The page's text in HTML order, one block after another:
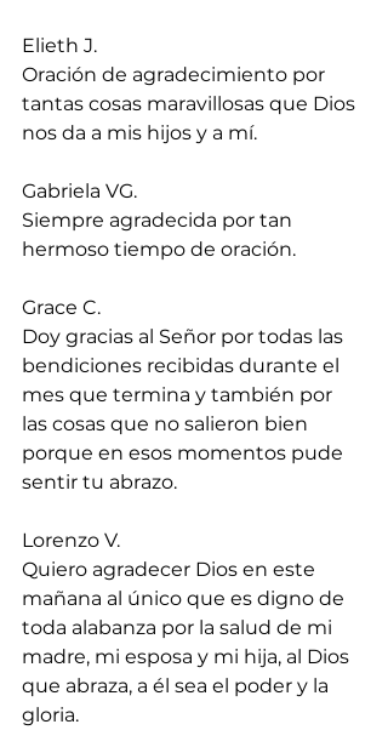
Elieth J.
Oración de agradecimiento por
tantas cosas maravillosas que Dios
nos da a mis hijos y a mí.
Gabriela VG.
Siempre agradecida por tan
hermoso tiempo de oración.
Grace C.
Doy gracias al Señor por todas las
bendiciones recibidas durante el
mes que termina y también por
las cosas que no salieron bien
porque en esos momentos pude
sentir tu abrazo.
Lorenzo V.
Quiero agradecer Dios en este
mañana al único que es digno de
toda alabanza por la salud de mi
madre, mi esposa y mi hija, al Dios
que abraza, a él sea el poder y la
gloria.